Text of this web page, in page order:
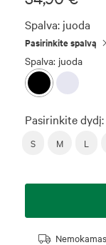
Spalva: juoda
Pasirinkite spalvą
Spalva: juoda
Pasirinkite dydį:
S M L